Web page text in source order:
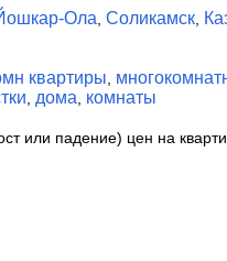
Ола, Соликамск,
квартиры,
, дома, комнаты
или падение) цен на